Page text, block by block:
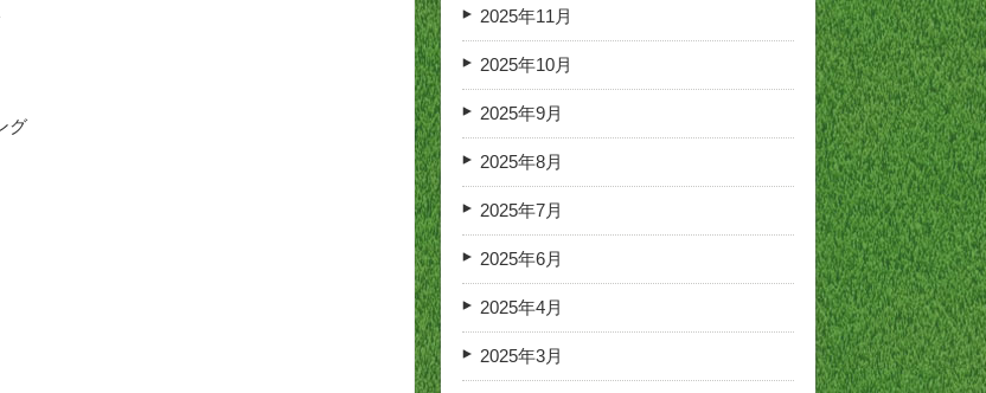
グ
2025年11月
2025年10月
2025年9月
2025年8月
2025年7月
2025年6月
2025年4月
2025年3月